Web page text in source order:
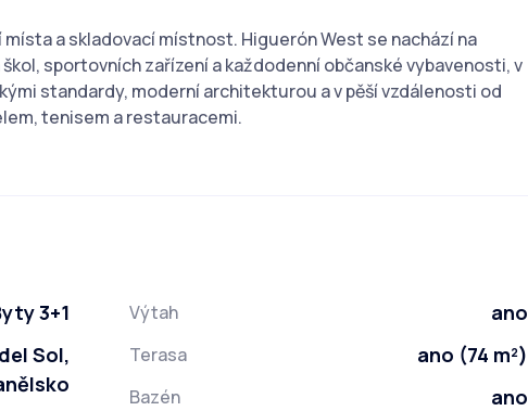
a skladovací místnost. Higuerón West se nachází na
sportovních zařízení a každodenní občanské vybavenosti, v
standardy, moderní architekturou a v pěší vzdálenosti od
tenisem a restauracemi.
3+1
Sol,
Výtah ano
Terasa ano (74 m²)
Bazén ano